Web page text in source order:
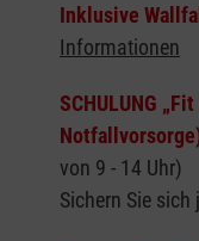
Inklusive
Informationen
SCHULUNG
von 9 - 14 Uhr)
Sichern Sie